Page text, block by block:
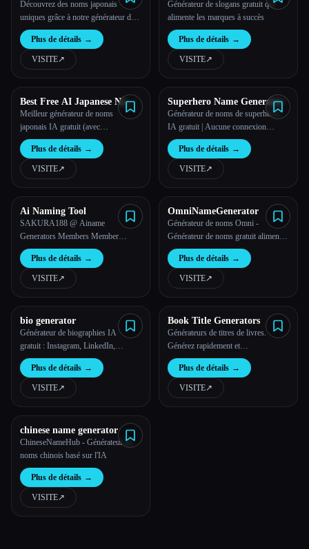
Découvrez des noms japonais
uniques grâce à notre générateur de
noms japonais, qui propose des
suggestions générées par l'IA qui
respectent les conventions de
dénomination traditionnelles et la
Plus de détails →
VISITE↗︎
Slogans Generator
Générateur de slogans gratuit qui
alimente les marques à succès
Plus de détails →
VISITE↗︎
Best Free AI Japanese Name
Generator
Meilleur générateur de noms
japonais IA gratuit (avec
signification et prononciation)
Plus de détails →
VISITE↗︎
Superhero Name Generator
Générateur de noms de superhéros
IA gratuit | Aucune connexion
requise
Plus de détails →
VISITE↗︎
Ai Naming Tool
SAKURA188 @ Ainame
Generators Members Member
Activitas Alternate Login Slot
Plus de détails →
VISITE↗︎
OmniNameGenerator
Générateur de noms Omni -
Générateur de noms gratuit alimenté
par l'IA | Joue avec et crée ton propre
générateur de noms GRATUIT
alimenté par l'IA
Plus de détails →
VISITE↗︎
bio generator
Générateur de biographies IA
gratuit : Instagram, LinkedIn,
créateur de biographies pour
applications de rencontres | BioAI
Plus de détails →
VISITE↗︎
Book Title Generators
Générateurs de titres de livres.
Générez rapidement et
intelligemment des titres de livres
créatifs.
Plus de détails →
VISITE↗︎
chinese name generator
ChineseNameHub - Générateur de
noms chinois basé sur l'IA
Plus de détails →
VISITE↗︎